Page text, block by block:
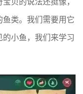
类。我们需要用它
小鱼，我们来学习